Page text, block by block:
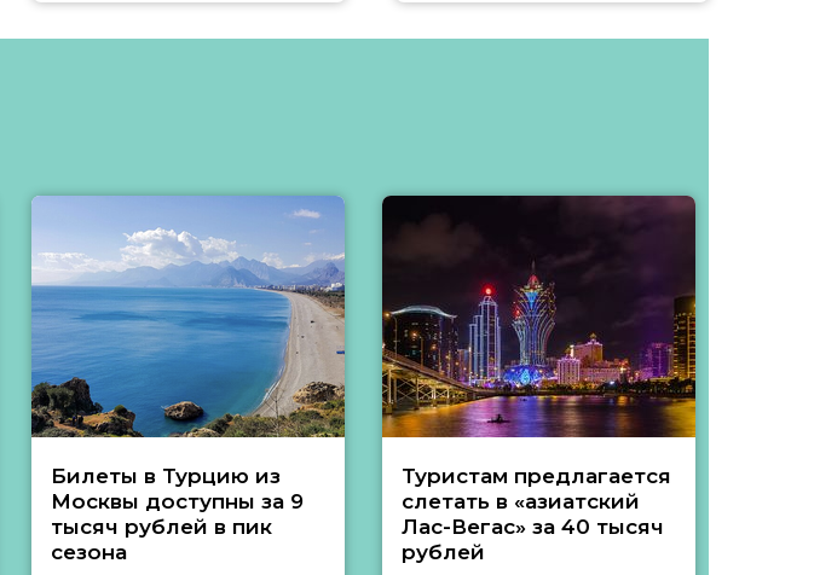
Билеты в Турцию из
Москвы доступны за 9
тысяч рублей в пик
сезона
Туристам предлагается
слетать в «азиатский
Лас-Вегас» за 40 тысяч
рублей